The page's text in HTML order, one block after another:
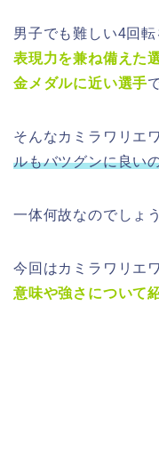
男子でも難しい4回転
表現力を兼ね備えた
金メダルに近い選手
そんなカミラワリエ
ルもバツグンに良い
一体何故なのでしょ
今回はカミラワリエ
意味や強さについて